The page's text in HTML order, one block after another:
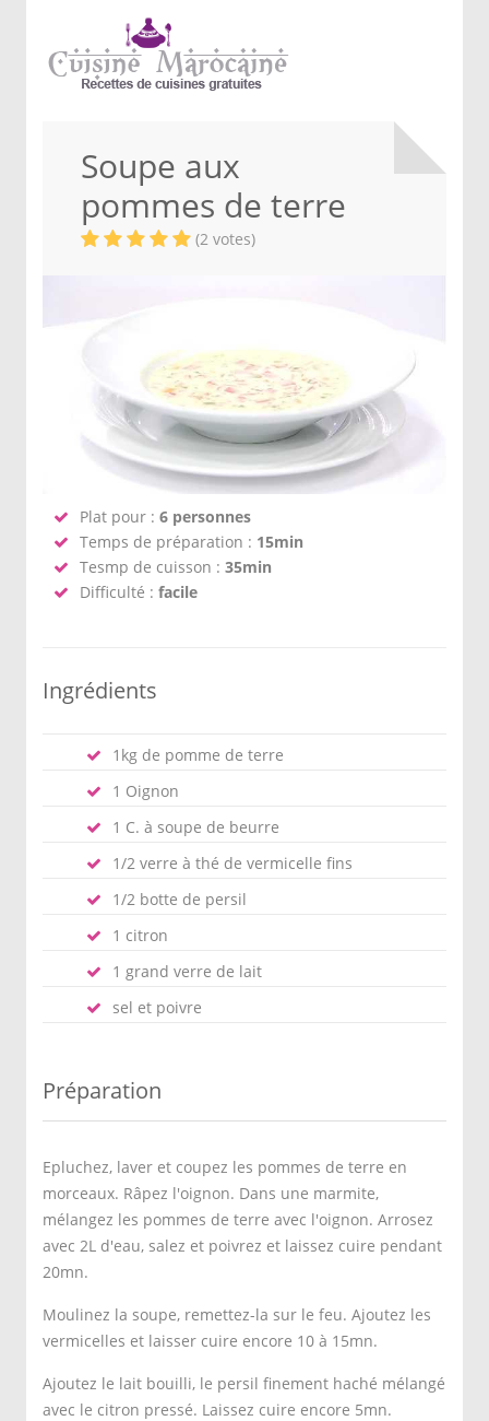
Soupe aux
pommes de terre
(2 votes)
Plat pour : 6 personnes
Temps de préparation : 15min
Tesmp de cuisson : 35min
Difficulté : facile
Ingrédients
1kg de pomme de terre
1 Oignon
1 C. à soupe de beurre
1/2 verre à thé de vermicelle fins
1/2 botte de persil
1 citron
1 grand verre de lait
sel et poivre
Préparation
Epluchez, laver et coupez les pommes de terre en
morceaux. Râpez l'oignon. Dans une marmite,
mélangez les pommes de terre avec l'oignon. Arrosez
avec 2L d'eau, salez et poivrez et laissez cuire pendant
20mn.
Moulinez la soupe, remettez-la sur le feu. Ajoutez les
vermicelles et laisser cuire encore 10 à 15mn.
Ajoutez le lait bouilli, le persil finement haché mélangé
avec le citron pressé. Laissez cuire encore 5mn.